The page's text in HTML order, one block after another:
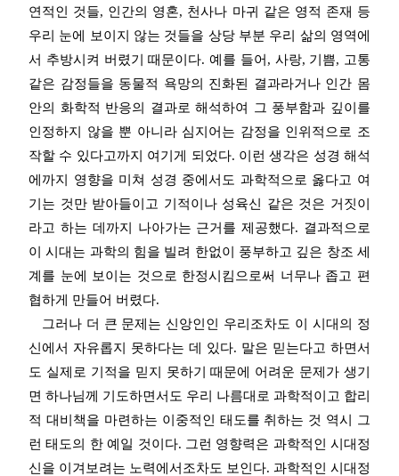
연적인 것들, 인간의 영혼, 천사나 마귀 같은 영적 존재 등
우리 눈에 보이지 않는 것들을 상당 부분 우리 삶의 영역에
서 추방시켜 버렸기 때문이다. 예를 들어, 사랑, 기쁨, 고통
같은 감정들을 동물적 욕망의 진화된 결과라거나 인간 몸
안의 화학적 반응의 결과로 해석하여 그 풍부함과 깊이를
인정하지 않을 뿐 아니라 심지어는 감정을 인위적으로 조
작할 수 있다고까지 여기게 되었다. 이런 생각은 성경 해석
에까지 영향을 미쳐 성경 중에서도 과학적으로 옳다고 여
기는 것만 받아들이고 기적이나 성육신 같은 것은 거짓이
라고 하는 데까지 나아가는 근거를 제공했다. 결과적으로
이 시대는 과학의 힘을 빌려 한없이 풍부하고 깊은 창조 세
계를 눈에 보이는 것으로 한정시킴으로써 너무나 좁고 편
협하게 만들어 버렸다.
그러나 더 큰 문제는 신앙인인 우리조차도 이 시대의 정
신에서 자유롭지 못하다는 데 있다. 말은 믿는다고 하면서
도 실제로 기적을 믿지 못하기 때문에 어려운 문제가 생기
면 하나님께 기도하면서도 우리 나름대로 과학적이고 합리
적 대비책을 마련하는 이중적인 태도를 취하는 것 역시 그
런 태도의 한 예일 것이다. 그런 영향력은 과학적인 시대정
신을 이겨보려는 노력에서조차도 보인다. 과학적인 시대정